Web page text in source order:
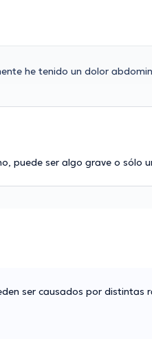
he tenido un dolor
puede ser algo grave o sólo
ser causados por distintas